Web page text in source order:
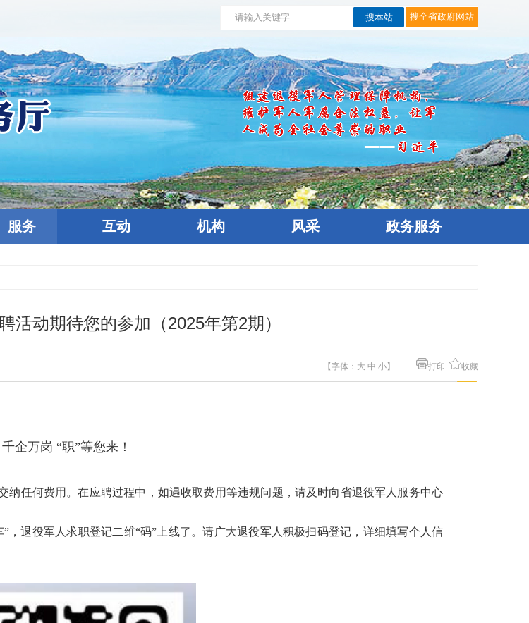
服务 互动 机构 风采 政务服务
活动期待您的参加（2025年第2期）
打印 收藏
【字体： 大 中 小】
千企万岗 “职”等您来！
纳任何费用。在应聘过程中，如遇收取费用等违规问题，请及时向省退役军人服务中心
，退役军人求职登记二维“码”上线了。请广大退役军人积极扫码登记，详细填写个人信